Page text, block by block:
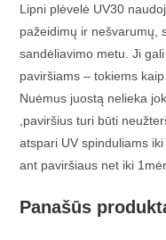
Lipni plėvelė UV30
pažeidimų ir nešvarumų,
sandėliavimo metu. Ji
paviršiams – tokiems
Nuėmus juostą nelieka
,paviršius turi būti
atspari UV spinduliams
ant paviršiaus net iki
Panašūs